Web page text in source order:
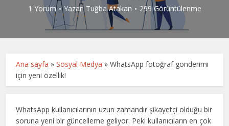
1 Yorum Yazan Tuğba Atakan 299 Görüntülenme
Ana sayfa »Sosyal Medya »WhatsApp fotoğraf gönderimi
için yeni özellik!
WhatsApp kullanıcılarının uzun zamandır şikayetçi olduğu bir
soruna yeni bir güncelleme geliyor. Peki kullanıcıların en çok